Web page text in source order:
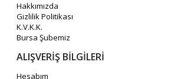
Hakkımızda
Gizlilik Politikası
K.V.K.K.
Bursa Şubemiz
ALIŞVERİŞ BİLGİLERİ
Hesabım